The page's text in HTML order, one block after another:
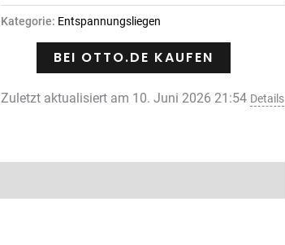
Kategorie: Entspannungsliegen
BEI OTTO.DE KAUFEN
Zuletzt aktualisiert am 10. Juni 2026 21:54 Details